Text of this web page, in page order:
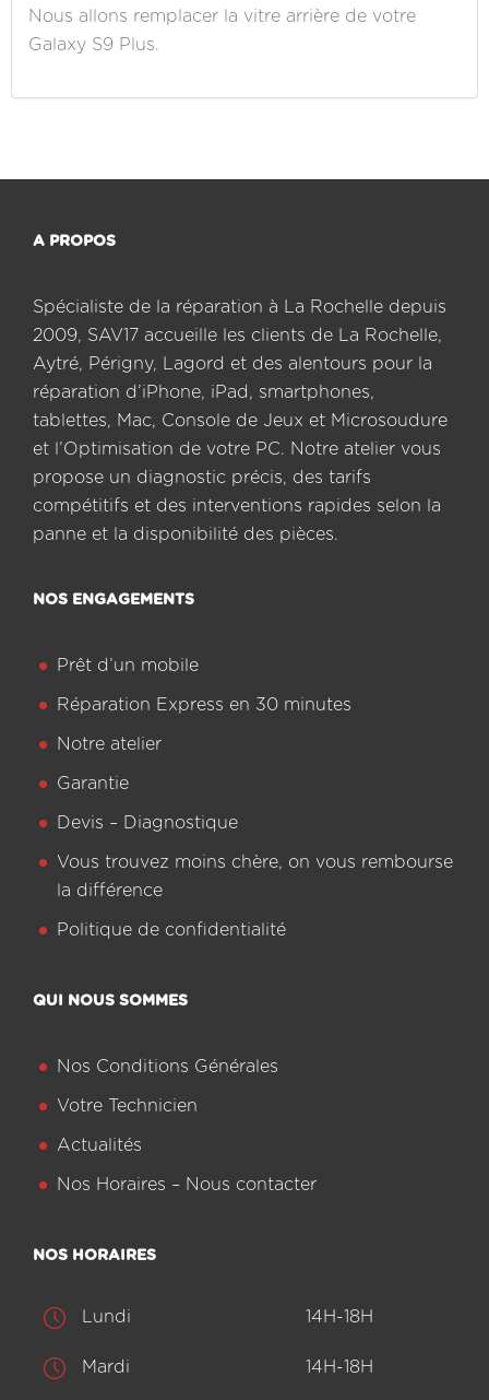
Nous allons remplacer la vitre arrière de votre
Galaxy S9 Plus.
A PROPOS
Spécialiste de la réparation à La Rochelle depuis
2009, SAV17 accueille les clients de La Rochelle,
Aytré, Périgny, Lagord et des alentours pour la
réparation d’iPhone, iPad, smartphones,
tablettes, Mac, Console de Jeux et Microsoudure
et l’Optimisation de votre PC. Notre atelier vous
propose un diagnostic précis, des tarifs
compétitifs et des interventions rapides selon la
panne et la disponibilité des pièces.
NOS ENGAGEMENTS
Prêt d’un mobile
Réparation Express en 30 minutes
Notre atelier
Garantie
Devis – Diagnostique
Vous trouvez moins chère, on vous rembourse
la différence
Politique de confidentialité
QUI NOUS SOMMES
Nos Conditions Générales
Votre Technicien
Actualités
Nos Horaires – Nous contacter
NOS HORAIRES
Lundi 14H-18H
Mardi 14H-18H